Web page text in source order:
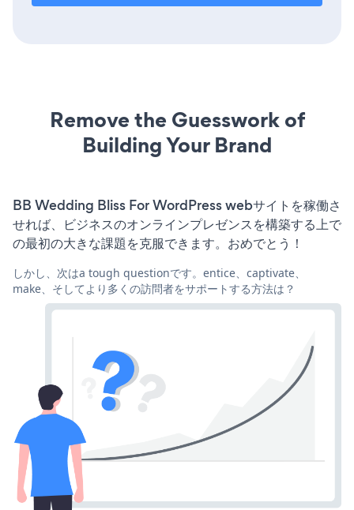
Remove the Guesswork of
Building Your Brand
BB Wedding Bliss For WordPress webサイトを稼働さ
せれば、ビジネスのオンラインプレゼンスを構築する上で
の最初の大きな課題を克服できます。おめでとう！
しかし、次はa tough questionです。entice、captivate、
make、そしてより多くの訪問者をサポートする方法は？